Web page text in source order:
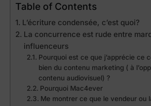
Table of Contents
L’écriture condensée, c’est quoi?
La concurrence est rude entre
influenceurs
Pourquoi est ce que j’apprécie ce
bien du contenu marketing ( à
contenu audiovisuel) ?
Pourquoi Mac4ever
Me montrer ce que le vendeur ou